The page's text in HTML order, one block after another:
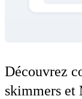
Découvrez
skimmers et